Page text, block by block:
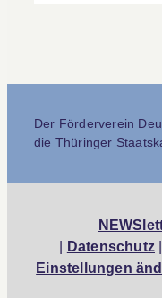
Der Förderverein
die Thüringer
Datenschutz|
Einstellungen